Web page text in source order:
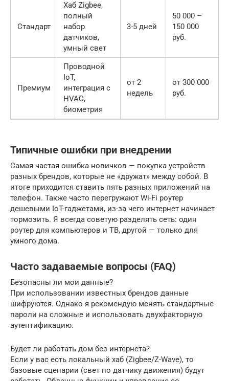
Стандарт
Хаб Zigbee,
полный
набор
датчиков,
умный свет
3-5 дней
50 000 –
150 000
руб.
Премиум
Проводной
IoT,
интеграция с
HVAC,
биометрия
от 2
недель
от 300 000
руб.
Типичные ошибки при внедрении
Самая частая ошибка новичков — покупка устройств
разных брендов, которые не «дружат» между собой. В
итоге приходится ставить пять разных приложений на
телефон. Также часто перегружают Wi-Fi роутер
дешевыми IoT-гаджетами, из-за чего интернет начинает
тормозить. Я всегда советую разделять сеть: один
роутер для компьютеров и ТВ, другой — только для
умного дома.
Часто задаваемые вопросы (FAQ)
Безопасны ли мои данные?
При использовании известных брендов данные
шифруются. Однако я рекомендую менять стандартные
пароли на сложные и использовать двухфакторную
аутентификацию.
Будет ли работать дом без интернета?
Если у вас есть локальный хаб (Zigbee/Z-Wave), то
базовые сценарии (свет по датчику движения) будут